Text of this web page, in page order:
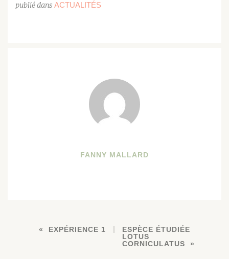
publié dans ACTUALITÉS
FANNY MALLARD
EXPÉRIENCE 1
ESPÈCE ÉTUDIÉE
LOTUS
CORNICULATUS